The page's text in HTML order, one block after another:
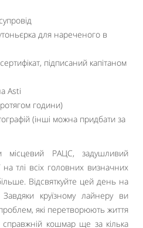
для нареченого в
підписаний капітаном
Asti
години)
(інші можна придбати за
РАЦС, задушливий
на тлі всіх головних визначних
Відсвяткуйте цей день на
круїзному лайнеру ви
які перетворюють життя
кошмар ще за кілька